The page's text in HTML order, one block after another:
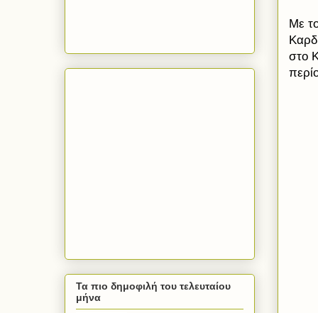
Με
στο
Τα πιο δημοφιλή του τελευταίου
μήνα